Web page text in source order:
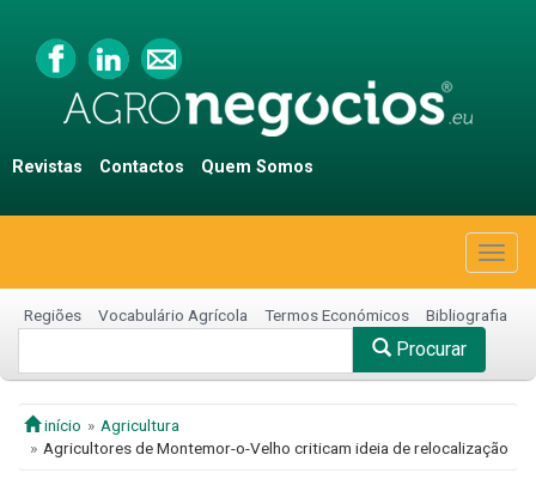
Revistas Contactos Quem Somos
Regiões Vocabulário Agrícola Termos Económicos Bibliografia
Procurar
início
Agricultura
Agricultores de Montemor-o-Velho criticam ideia de relocalização